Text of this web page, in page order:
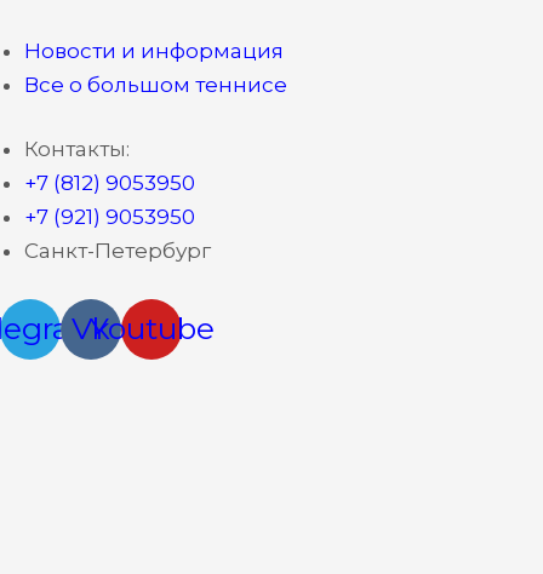
Новости и информация
Все о большом теннисе
Контакты:
+7 (812) 9053950
+7 (921) 9053950
Санкт-Петербург
VkYoutube